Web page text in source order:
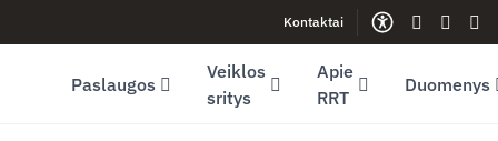
Youtube (opens in new window)Kontaktai
Gestų
Paslaugos
Veiklos
sritys
Apie
RRT
Duomenys